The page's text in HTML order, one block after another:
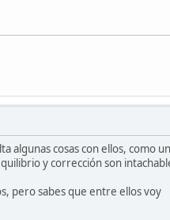
algunas cosas con ellos, como
y corrección son
pero sabes que entre ellos voy